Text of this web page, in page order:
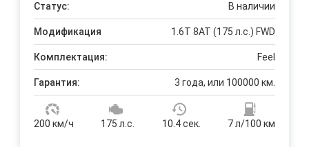
Статус: В наличии
Модификация 1.6T 8AT (175 л.с.) FWD
Комплектация: Feel
Гарантия: 3 года, или 100000 км.
200 км/ч 175 л.с. 10.4 сек. 7 л/100 км